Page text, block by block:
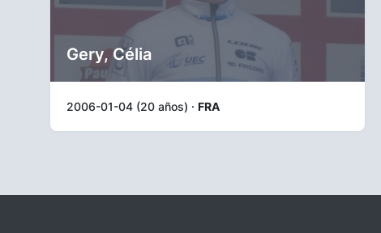
Gery, Célia
2006-01-04 (20 años) · FRA